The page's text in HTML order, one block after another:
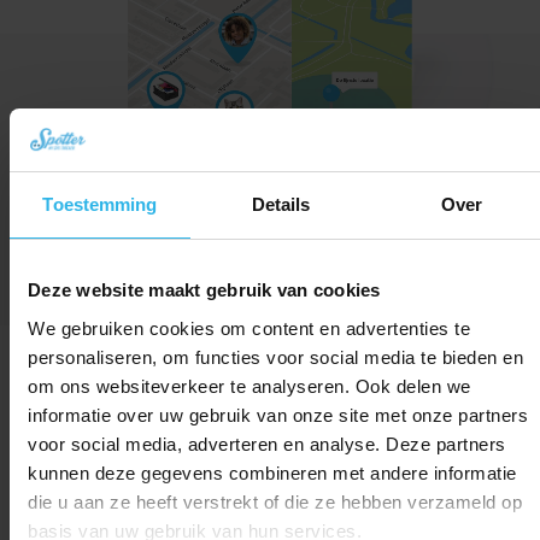
Toestemming Details Over
Deze website maakt gebruik van cookies
We gebruiken cookies om content en advertenties te
personaliseren, om functies voor social media te bieden en
om ons websiteverkeer te analyseren. Ook delen we
informatie over uw gebruik van onze site met onze partners
voor social media, adverteren en analyse. Deze partners
kunnen deze gegevens combineren met andere informatie
die u aan ze heeft verstrekt of die ze hebben verzameld op
basis van uw gebruik van hun services.
Un'app facile da usare per grandi e
piccini
Posizioni sulla mappa
Hai sempre una panoramica delle
posizioni più recenti.